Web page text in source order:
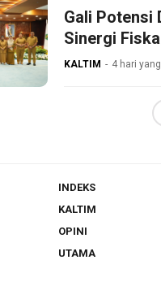
Gali Potensi
Sinergi
KALTIM 4 hari
INDEKS
KALTIM
OPINI
UTAMA